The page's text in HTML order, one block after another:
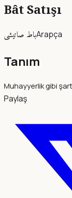
Bât Satışı
باط صاتيشىArapça
Tanım
Muhayyerlik gibi
Paylaş